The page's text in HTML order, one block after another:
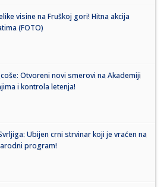
visine na Fruškoj gori! Hitna akcija
(FOTO)
Otvoreni novi smerovi na Akademiji
i kontrola letenja!
Ubijen crni strvinar koji je vraćen na
program!